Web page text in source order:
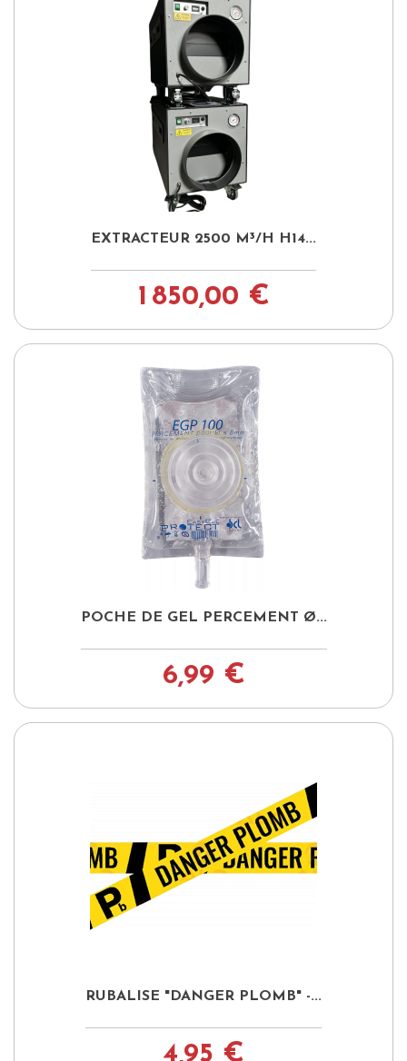
EXTRACTEUR 2500 M³/H H14...
1 850,00 €
POCHE DE GEL PERCEMENT Ø...
6,99 €
RUBALISE "DANGER PLOMB" -...
4,95 €